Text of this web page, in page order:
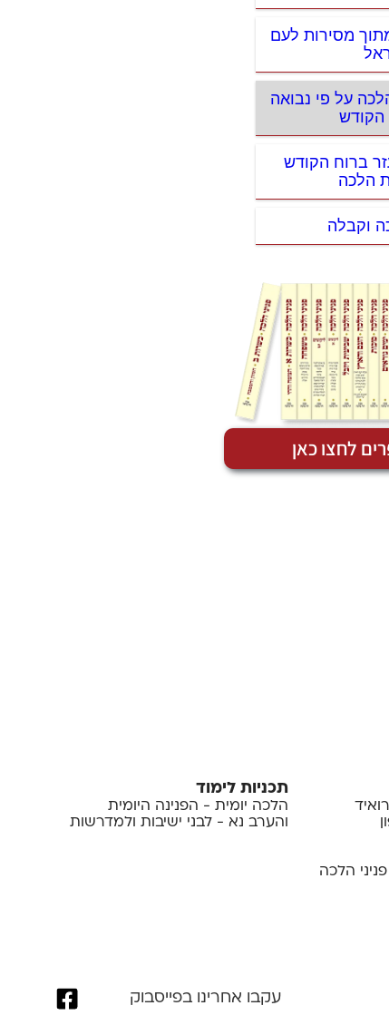
מסירות לעם
על פי נבואה
הקודש
ברוח הקודש
הלכה
וקבלה
לחצו כאן
הלכה
תכניות לימוד
הלכה יומית - הפנינה היומית
והערב נא - לבני ישיבות ולמדרשות
עקבו אחרינו בפייסבוק